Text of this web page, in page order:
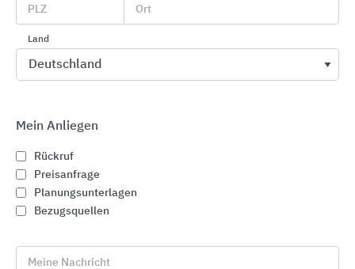
heroal
PLZ Ort
Land
Mein Anliegen
Rückruf
Preisanfrage
Planungsunterlagen
Bezugsquellen
Meine Nachricht